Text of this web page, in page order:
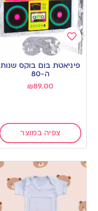
Add
to
wishlist
פיניאטת בום בוקס שנות
ה-80
₪89.00
צפיה במוצר